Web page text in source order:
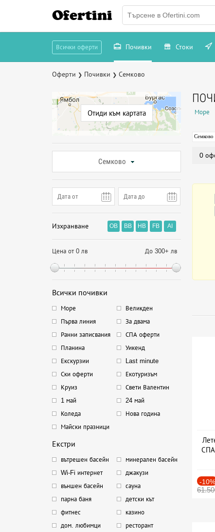
Ofertini
Всички оферти Почивки Стоки
Оферти ❯ Почивки ❯ Семково
Отиди към картата
Семково
Изхранване OB BB HB FB AI
Цена от 0 лв До 300+ лв
Всички почивки
Море
Великден
Първа линия
За двама
Ранни записвания
СПА оферти
Планина
Уикенд
Екскурзии
Last minute
Ски оферти
Екотуризъм
Круиз
Свети Валентин
1 май
24 май
Коледа
Нова година
Майски празници
Екстри
вътрешен басейн
минерален басейн
Wi-Fi интернет
джакузи
външен басейн
сауна
парна баня
детски кът
фитнес
казино
дом. любимци
ресторант
Море
Семково
0
СПА
-10%